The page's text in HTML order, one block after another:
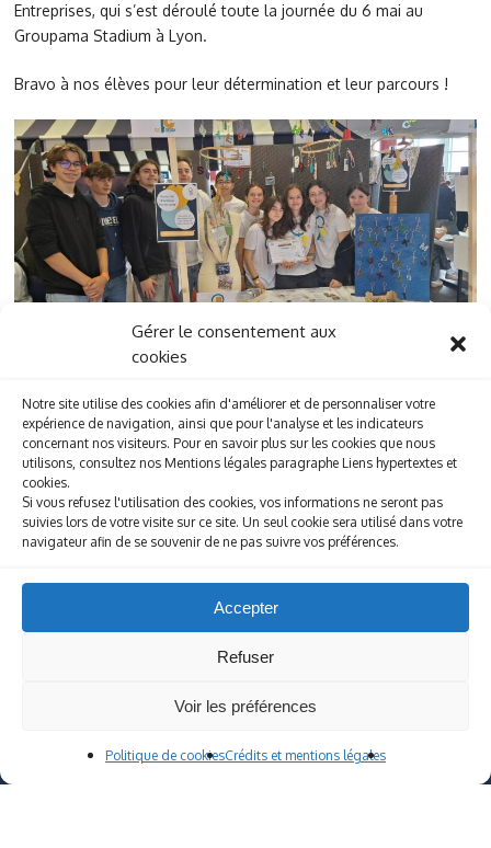
Gérer le consentement aux
cookies
Notre site utilise des cookies afin d'améliorer et de personnaliser votre
expérience de navigation, ainsi que pour l'analyse et les indicateurs
concernant nos visiteurs. Pour en savoir plus sur les cookies que nous
utilisons, consultez nos Mentions légales paragraphe Liens hypertextes et
cookies.
Si vous refusez l'utilisation des cookies, vos informations ne seront pas
suivies lors de votre visite sur ce site. Un seul cookie sera utilisé dans votre
navigateur afin de se souvenir de ne pas suivre vos préférences.
Accepter
Refuser
Voir les préférences
Politique de cookiesCrédits et mentions légales
Entreprises, qui s’est déroulé toute la journée du 6 mai au
Groupama Stadium à Lyon.
Bravo à nos élèves pour leur détermination et leur parcours !
accueil@stjosephtassin.org- Tél. 04 78 34 07 51